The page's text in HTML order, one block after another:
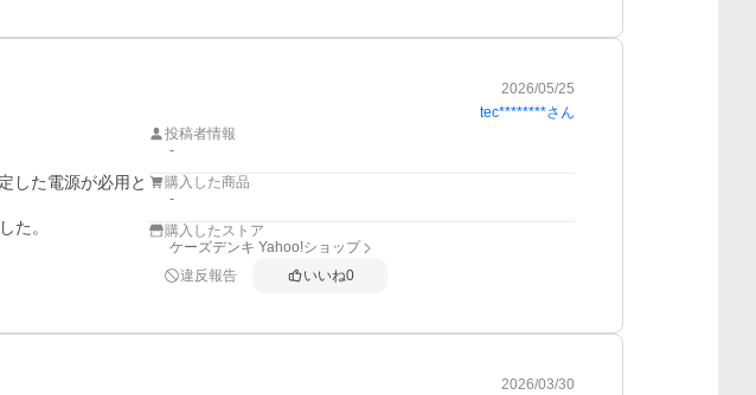
2026/05/25
tec********さん
した電源が必用と
た。
投稿者情報
-
購入した商品
-
購入したストア
ケーズデンキ Yahoo!ショップ
違反報告
いいね0
2026/03/30